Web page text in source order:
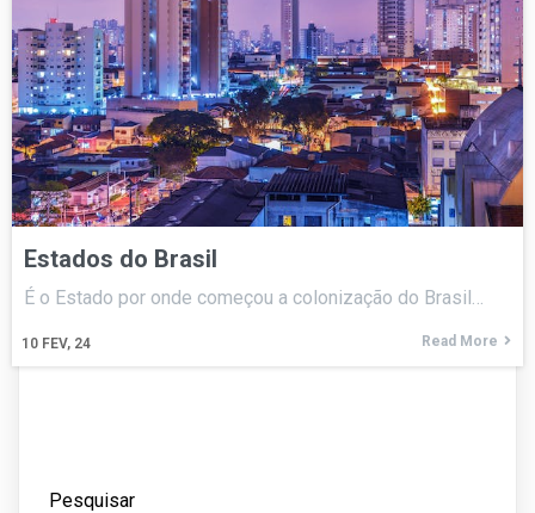
Estados do Brasil
10 FEV, 24
É o Estado por onde começou a colonização do Brasil…
Read More
Pesquisar